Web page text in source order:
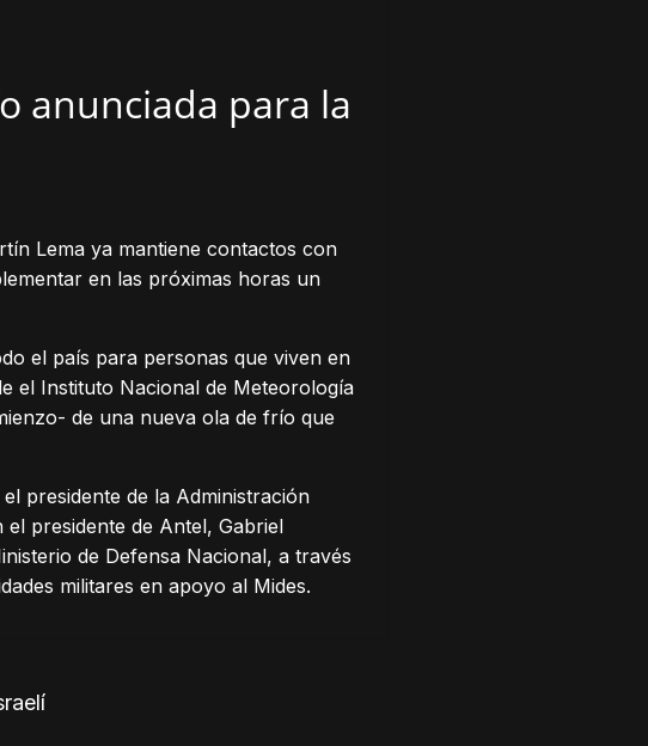
anunciada para la
Lema ya mantiene contactos con
en las próximas horas un
el país para personas que viven en
el Instituto Nacional de Meteorología
de una nueva ola de frío que
presidente de la Administración
presidente de Antel, Gabriel
de Defensa Nacional, a través
militares en apoyo al Mides.